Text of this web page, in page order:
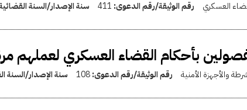
العسكري رقم الوثيقة/رقم الدعوى: 411 سنة الإصدار/السنة
بأحكام القضاء العسكري لعملهم
والأجهزة الأمنية رقم الوثيقة/رقم الدعوى:108 سنة الإصدار/السنة